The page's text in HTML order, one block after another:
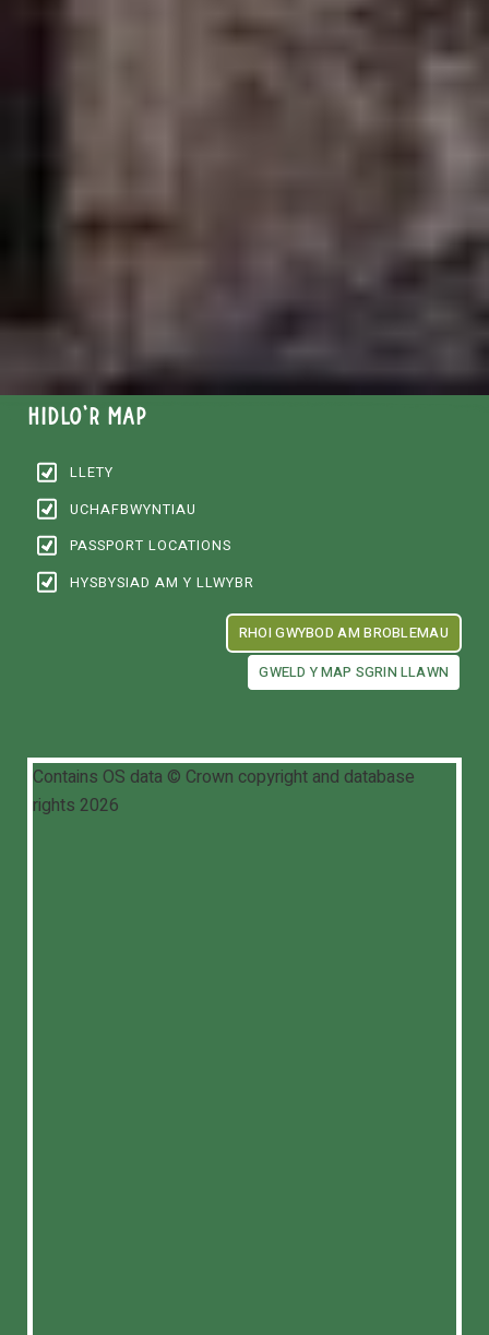
Hidlo'r map
LLETY
UCHAFBWYNTIAU
PASSPORT LOCATIONS
HYSBYSIAD AM Y LLWYBR
RHOI GWYBOD AM BROBLEMAU
GWELD Y MAP SGRIN LLAWN
Contains OS data © Crown copyright and database
rights 2026